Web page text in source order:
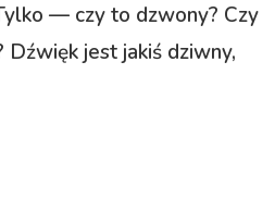
— czy to dzwony? Czy
Dźwięk jest jakiś dziwny,